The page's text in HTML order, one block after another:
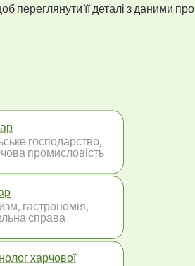
переглянути її деталі з даними про
господарство,
промисловість
гастрономія,
справа
харчової